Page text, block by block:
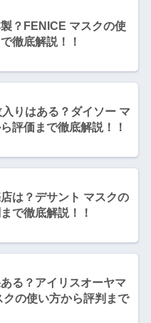
製？FENICE マスクの使
徹底解説！！
入りはある？ダイソー マ
評価まで徹底解説！！
店は？デサント マスクの
で徹底解説！！
ある？アイリスオーヤマ
の使い方から評判まで